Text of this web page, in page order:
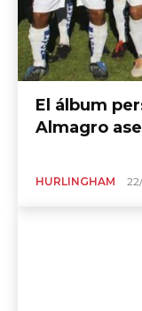
El álbum
Almagro
HURLINGHAM